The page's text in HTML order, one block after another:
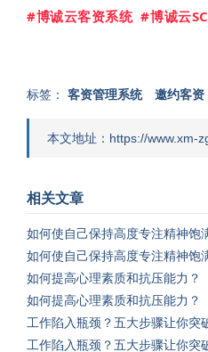
#博诚云客资系统 #博诚云S
标签： 客资管理系统 邀约客资
本文地址：https://www.xm-
相关文章
如何使自己保持高度专注精神饱
如何使自己保持高度专注精神饱
如何提高心理素质和抗压能力？
如何提高心理素质和抗压能力？
工作陷入瓶颈？五大步骤让你突
工作陷入瓶颈？五大步骤让你突